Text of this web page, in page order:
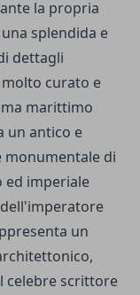
la propria
una splendida e
dettagli
curato e
marittimo
un antico e
di
ed imperiale
un
celebre scrittore